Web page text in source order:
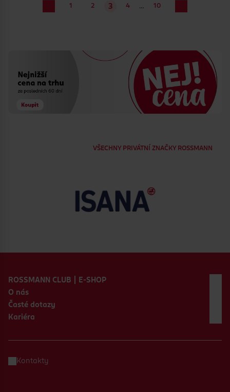
1 2 3 4 … 10
VŠECHNY PRIVÁTNÍ ZNAČKY ROSSMANN
ROSSMANN CLUB | E-SHOP
O nás
Časté dotazy
Kariéra
Kontakty